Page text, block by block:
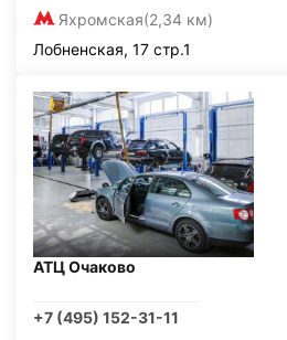
Яхромская(2,34 км)
Лобненская, 17 стр.1
АТЦ Очаково
+7 (495) 152-31-11